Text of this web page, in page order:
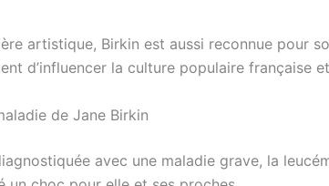
artistique, Birkin est aussi reconnue pour
d’influencer la culture populaire française
de Jane Birkin
avec une maladie grave, la